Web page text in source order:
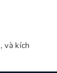
, và kích